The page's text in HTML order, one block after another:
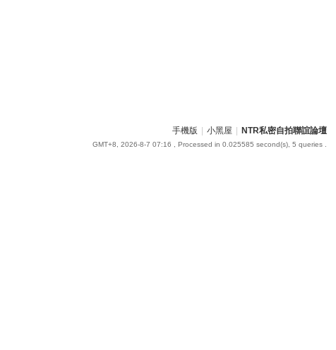
手機版 小黑屋 NTR私密自拍聯誼論壇
GMT+8, 2026-8-7 07:16 , Processed in 0.025585 second(s), 5 queries .